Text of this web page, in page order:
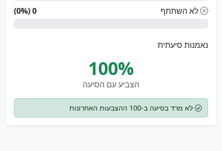
לא השתתף 0 (0%)
נאמנות סיעתית
100%
הצביע עם הסיעה
לא מרד בסיעה ב-100 ההצבעות האחרונות